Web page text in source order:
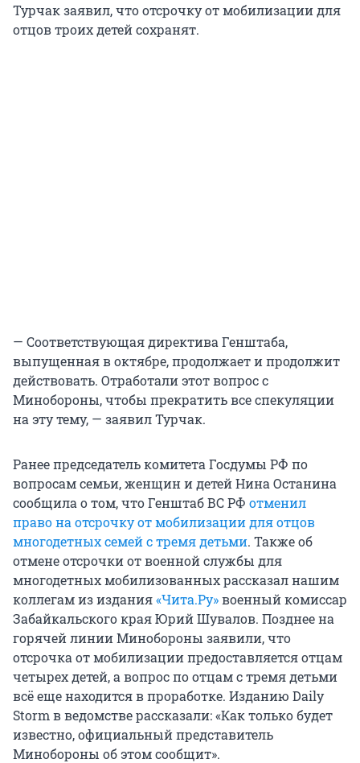
Турчак заявил, что отсрочку от мобилизации для
отцов троих детей сохранят.
— Соответствующая директива Генштаба,
выпущенная в октябре, продолжает и продолжит
действовать. Отработали этот вопрос с
Минобороны, чтобы прекратить все спекуляции
на эту тему, — заявил Турчак.
Ранее председатель комитета Госдумы РФ по
вопросам семьи, женщин и детей Нина Останина
сообщила о том, что Генштаб ВС РФ отменил
право на отсрочку от мобилизации для отцов
многодетных семей с тремя детьми. Также об
отмене отсрочки от военной службы для
многодетных мобилизованных рассказал нашим
коллегам из издания«Чита.Ру»военный комиссар
Забайкальского края Юрий Шувалов. Позднее на
горячей линии Минобороны заявили, что
отсрочка от мобилизации предоставляется отцам
четырех детей, а вопрос по отцам с тремя детьми
всё еще находится в проработке. Изданию Daily
Storm в ведомстве рассказали: «Как только будет
известно, официальный представитель
Минобороны об этом сообщит».